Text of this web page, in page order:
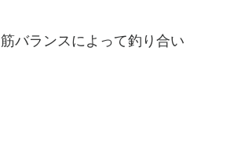
バランスによって釣り合い